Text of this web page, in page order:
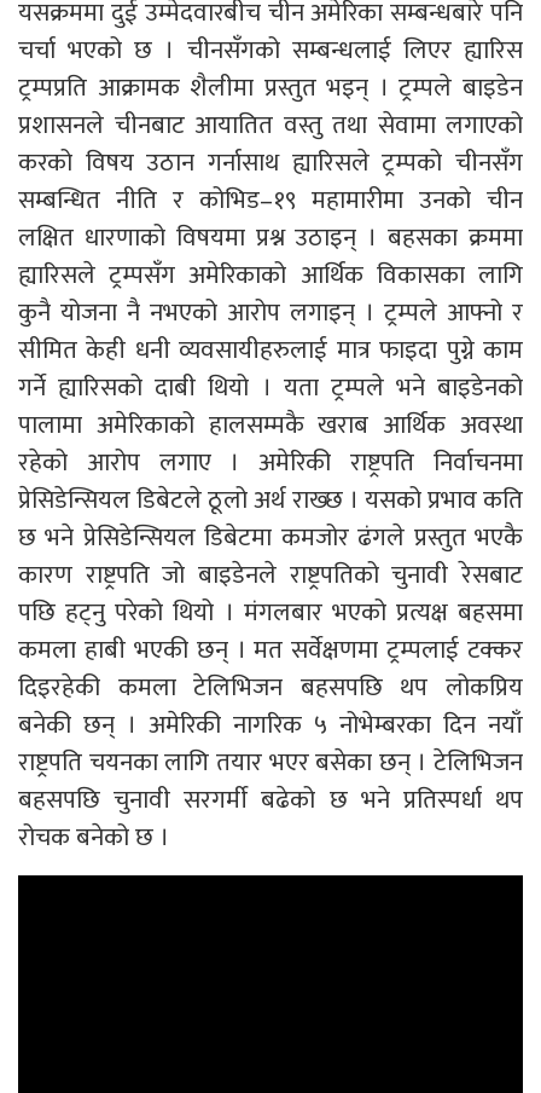
यसक्रममा दुई उम्मेदवारबीच चीन अमेरिका सम्बन्धबारे पनि
चर्चा भएको छ । चीनसँगको सम्बन्धलाई लिएर ह्यारिस
ट्रम्पप्रति आक्रामक शैलीमा प्रस्तुत भइन् । ट्रम्पले बाइडेन
प्रशासनले चीनबाट आयातित वस्तु तथा सेवामा लगाएको
करको विषय उठान गर्नासाथ ह्यारिसले ट्रम्पको चीनसँग
सम्बन्धित नीति र कोभिड–१९ महामारीमा उनको चीन
लक्षित धारणाको विषयमा प्रश्न उठाइन् । बहसका क्रममा
ह्यारिसले ट्रम्पसँग अमेरिकाको आर्थिक विकासका लागि
कुनै योजना नै नभएको आरोप लगाइन् । ट्रम्पले आफ्नो र
सीमित केही धनी व्यवसायीहरुलाई मात्र फाइदा पुग्ने काम
गर्ने ह्यारिसको दाबी थियो । यता ट्रम्पले भने बाइडेनको
पालामा अमेरिकाको हालसम्मकै खराब आर्थिक अवस्था
रहेको आरोप लगाए । अमेरिकी राष्ट्रपति निर्वाचनमा
प्रेसिडेन्सियल डिबेटले ठूलो अर्थ राख्छ । यसको प्रभाव कति
छ भने प्रेसिडेन्सियल डिबेटमा कमजोर ढंगले प्रस्तुत भएकै
कारण राष्ट्रपति जो बाइडेनले राष्ट्रपतिको चुनावी रेसबाट
पछि हट्नु परेको थियो । मंगलबार भएको प्रत्यक्ष बहसमा
कमला हाबी भएकी छन् । मत सर्वेक्षणमा ट्रम्पलाई टक्कर
दिइरहेकी कमला टेलिभिजन बहसपछि थप लोकप्रिय
बनेकी छन् । अमेरिकी नागरिक ५ नोभेम्बरका दिन नयाँ
राष्ट्रपति चयनका लागि तयार भएर बसेका छन् । टेलिभिजन
बहसपछि चुनावी सरगर्मी बढेको छ भने प्रतिस्पर्धा थप
रोचक बनेको छ ।